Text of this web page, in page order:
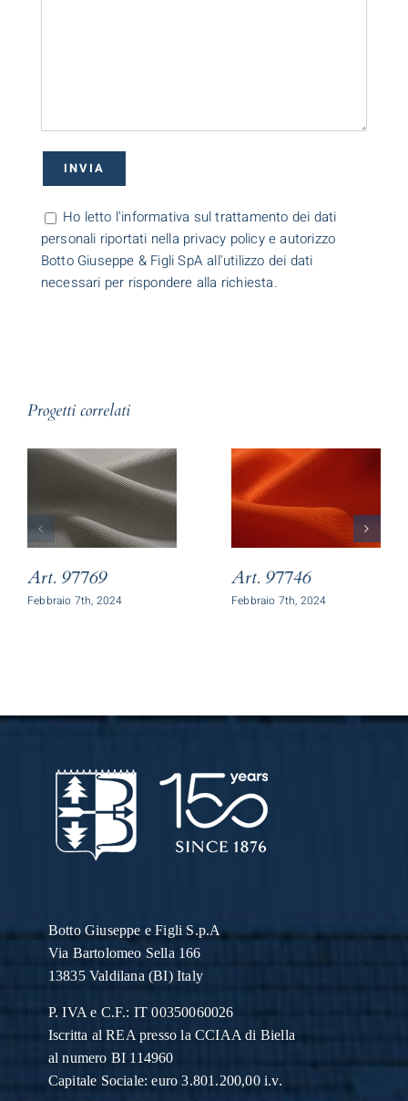
Ho letto l'informativa sul trattamento dei dati
personali riportati nella privacy policy e autorizzo
Botto Giuseppe & Figli SpA all'utilizzo dei dati
necessari per rispondere alla richiesta.
Progetti correlati
Art. 97769
Febbraio 7th, 2024
Art. 97746
Febbraio 7th, 2024
Botto Giuseppe e Figli S.p.A
Via Bartolomeo Sella 166
13835 Valdilana (BI) Italy
P. IVA e C.F.: IT 00350060026
Iscritta al REA presso la CCIAA di Biella
al numero BI 114960
Capitale Sociale: euro 3.801.200,00 i.v.